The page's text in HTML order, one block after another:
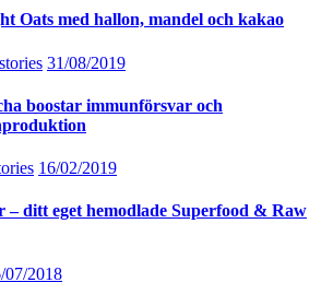
Oats med hallon, mandel och kakao
31/08/2019
boostar immunförsvar och
16/02/2019
– ditt eget hemodlade Superfood & Raw
07/2018